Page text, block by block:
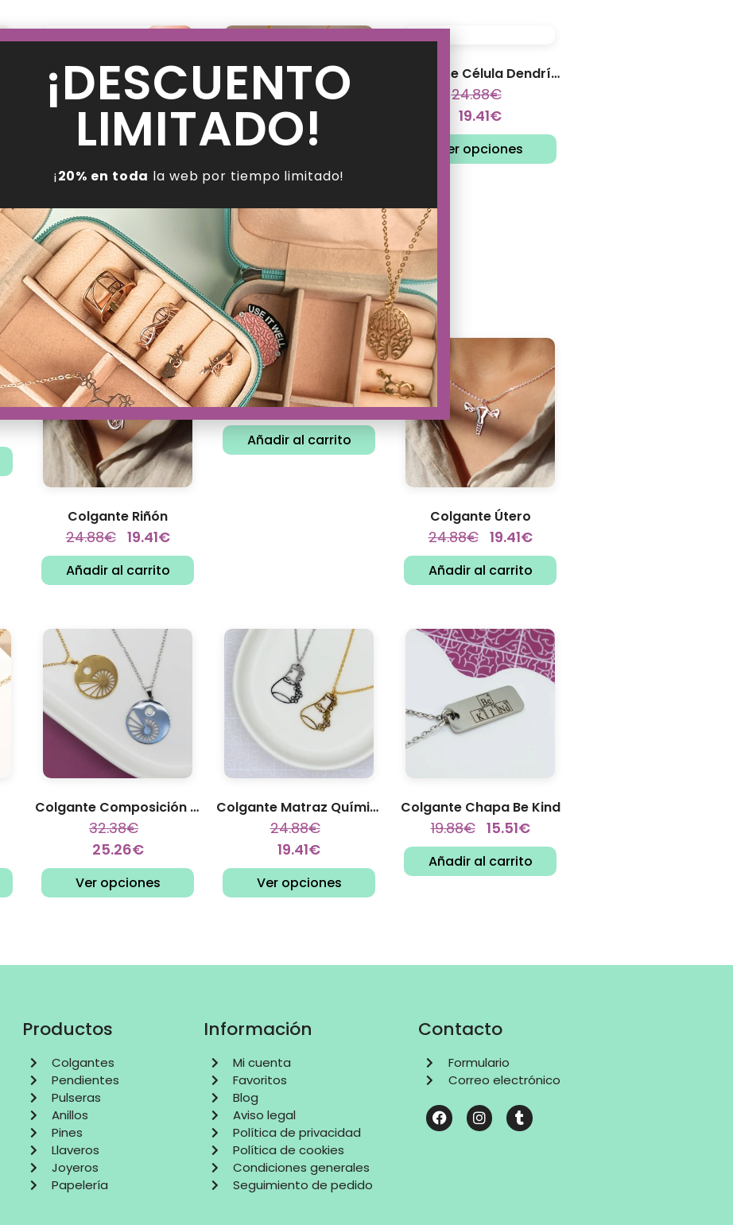
Pack Colgante y Pendientes...
37.38€
Añadir al carrito
Colgante Molécula Cafeína
24.88 19.41
Añadir al carrito
Colgante Célula Dendrítica
24.88€
19.41€
Ver opciones
Colgante Riñón
24.88€ 19.41€
Añadir al carrito
Colgante Adrenalina
24.88€ 19.41€
Añadir al carrito
Colgante Útero
24.88€ 19.41€
Añadir al carrito
Colgante Composición Áurea
32.38€
25.26€
Ver opciones
Colgante Matraz Químico
24.88€
19.41€
Ver opciones
Colgante Chapa Be Kind
19.88€ 15.51€
Añadir al carrito
Productos
Colgantes
Pendientes
Pulseras
Anillos
Pines
Llaveros
Joyeros
Papelería
Información
Mi cuenta
Favoritos
Blog
Aviso legal
Política de privacidad
Política de cookies
Condiciones generales
Seguimiento de pedido
Contacto
Formulario
Correo electrónico
¡DESCUENTO
LIMITADO!
¡20% en toda la web por tiempo limitado!